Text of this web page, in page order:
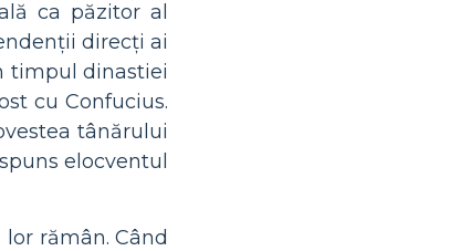
ca păzitor al
direcți ai
timpul dinastiei
cu Confucius.
tânărului
elocventul
rămân. Când